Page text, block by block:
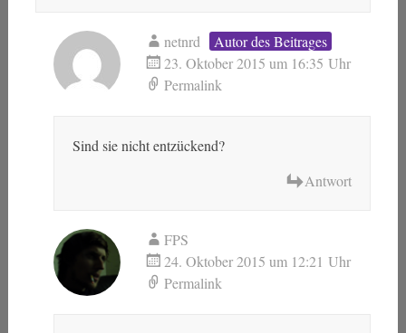
netnrd
Autor des Beitrages
23. Oktober 2015 um 16:35 Uhr
Permalink
Sind sie nicht entzückend?
Antwort
FPS
24. Oktober 2015 um 12:21 Uhr
Permalink